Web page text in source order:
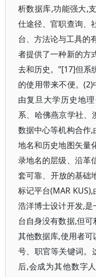
析数据库,功能强大,
仕途径、官职查询、
台、方法论与工具的
者提供了一种新的方
去和历史。”[17]但系
的使用带来不便。
由复旦大学历史地
系、哈佛燕京学社、
数据中心等机构合作
地名和历史地图矢量
录地名的层级、沿革
套可靠、开放的基础
标记平台(MAR
浩洋博士设计开发,
台自身没有数据,但
其他数据库,使用者
号、职官等关键词。
后,会成为其他数字